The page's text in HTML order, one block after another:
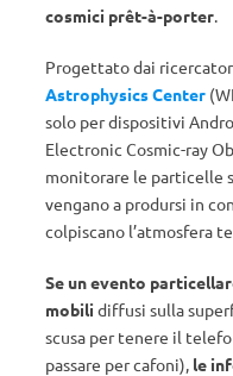
cosmici prêt-à-porter.
Progettato dai
Astrophysics Center
solo per dispositivi
Electronic Cosmic-ray
monitorare le particelle
vengano a prodursi in
colpiscano l’atmosfera
Se un evento
mobili diffusi sulla
scusa per tenere il
passare per cafoni), le